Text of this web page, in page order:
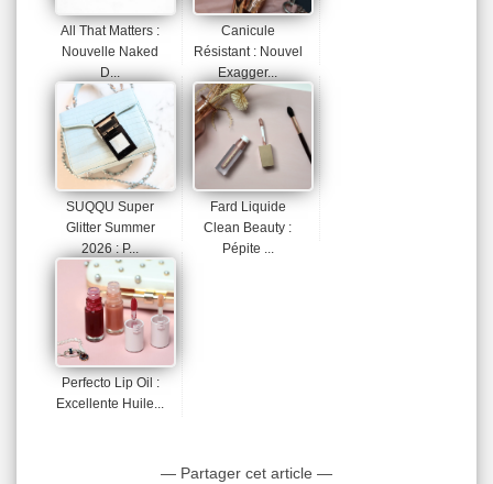
All That Matters :
Nouvelle Naked
D...
Canicule
Résistant : Nouvel
Exagger...
SUQQU Super
Glitter Summer
2026 : P...
Fard Liquide
Clean Beauty :
Pépite ...
Perfecto Lip Oil :
Excellente Huile...
— Partager cet article —